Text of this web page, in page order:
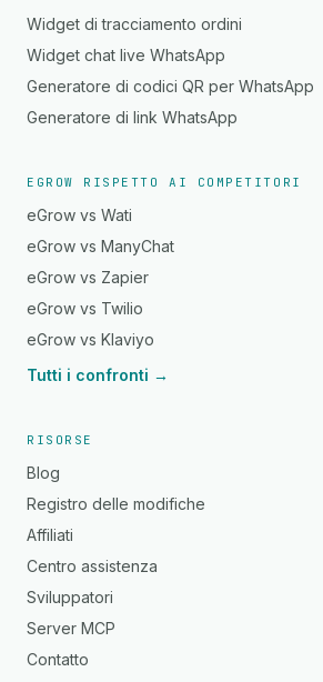
Widget di tracciamento ordini
Widget chat live WhatsApp
Generatore di codici QR per WhatsApp
Generatore di link WhatsApp
EGROW RISPETTO AI COMPETITORI
eGrow vs Wati
eGrow vs ManyChat
eGrow vs Zapier
eGrow vs Twilio
eGrow vs Klaviyo
Tutti i confronti →
RISORSE
Blog
Registro delle modifiche
Affiliati
Centro assistenza
Sviluppatori
Server MCP
Contatto